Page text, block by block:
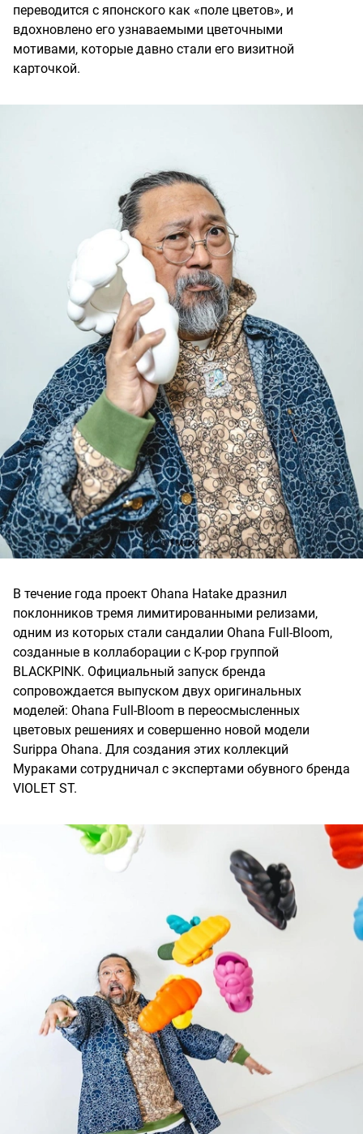
переводится с японского как «поле цветов», и
вдохновлено его узнаваемыми цветочными
мотивами, которые давно стали его визитной
карточкой.
В течение года проект Ohana Hatake дразнил
поклонников тремя лимитированными релизами,
одним из которых стали сандалии Ohana Full-Bloom,
созданные в коллаборации с K-pop группой
BLACKPINK. Официальный запуск бренда
сопровождается выпуском двух оригинальных
моделей: Ohana Full-Bloom в переосмысленных
цветовых решениях и совершенно новой модели
Surippa Ohana. Для создания этих коллекций
Мураками сотрудничал с экспертами обувного бренда
VIOLET ST.